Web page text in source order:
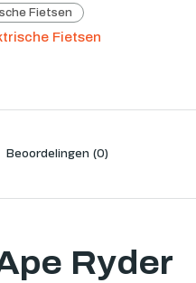
Fietsen
Fietsen
Beoordelingen (0)
Ryder